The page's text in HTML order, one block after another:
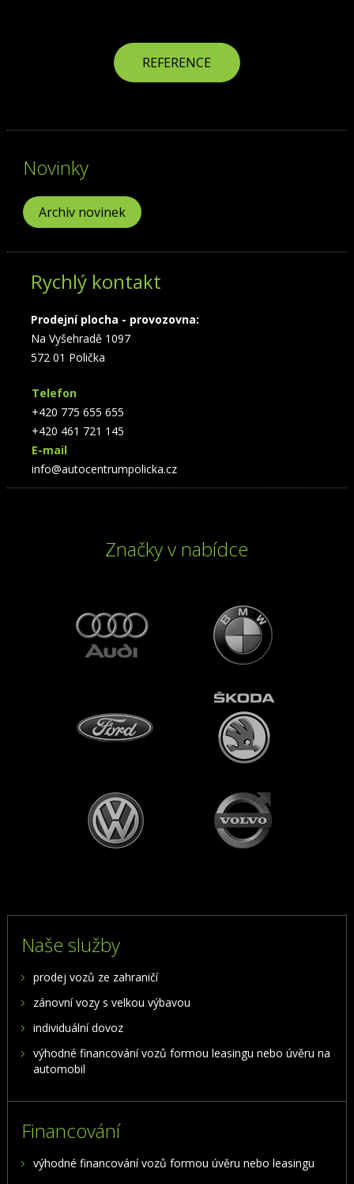
REFERENCE
Novinky
Archiv novinek
Rychlý kontakt
Prodejní plocha - provozovna:
Na Vyšehradě 1097
572 01 Polička
Telefon
+420 775 655 655
+420 461 721 145
E-mail
info@autocentrumpolicka.cz
Značky v nabídce
Naše služby
prodej vozů ze zahraničí
zánovní vozy s velkou výbavou
individuální dovoz
výhodné financování vozů formou leasingu nebo úvěru na
automobil
Financování
výhodné financování vozů formou úvěru nebo leasingu